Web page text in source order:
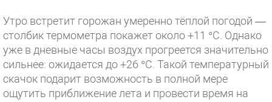
Утро встретит горожан умеренно тёплой погодой —
столбик термометра покажет около +11 °C. Однако
уже в дневные часы воздух прогреется значительно
сильнее: ожидается до +26 °C. Такой температурный
скачок подарит возможность в полной мере
ощутить приближение лета и провести время на